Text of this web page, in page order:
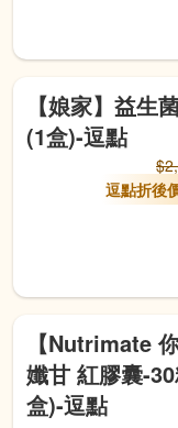
【娘家】益生
(1盒)-逗點
$
逗點折後
【Nutrimate
孅甘 紅膠囊-
盒)-逗點